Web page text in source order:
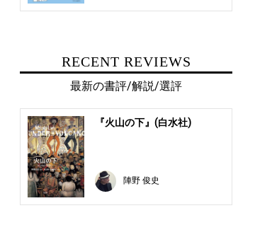
RECENT REVIEWS
最新の書評/解説/選評
『火山の下』(白水社)
陣野 俊史